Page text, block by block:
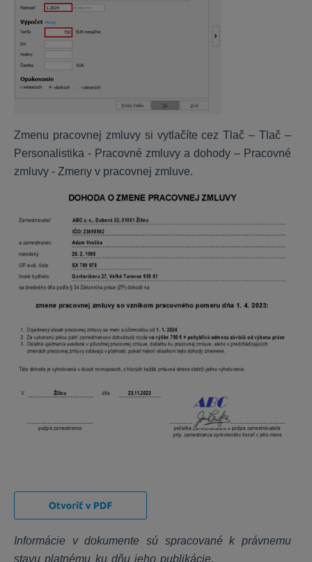
Personalistika
Výpočet miezd
Prevodné príkazy
Ročné zúčtovanie dane a ZP
Dokumenty, exporty a importy
OMEGA
Nastavenia
Majetok
Uzávierka roka a daňové priznania
Stavebné riešenie
CENKROS 4 - Importy/Exporty
CENEKON Tipy/databáza
Priebeh výstavby
Webové aplikácie - Technické
Zmenu pracovnej zmluvy si vytlačíte cez Tlač – Tlač –
Personalistika - Pracovné zmluvy a dohody – Pracovné
zmluvy - Zmeny v pracovnej zmluve.
Informácie v dokumente sú spracované k právnemu
stavu platnému ku dňu jeho publikácie.